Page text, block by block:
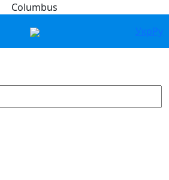
Columbus
УкрРу